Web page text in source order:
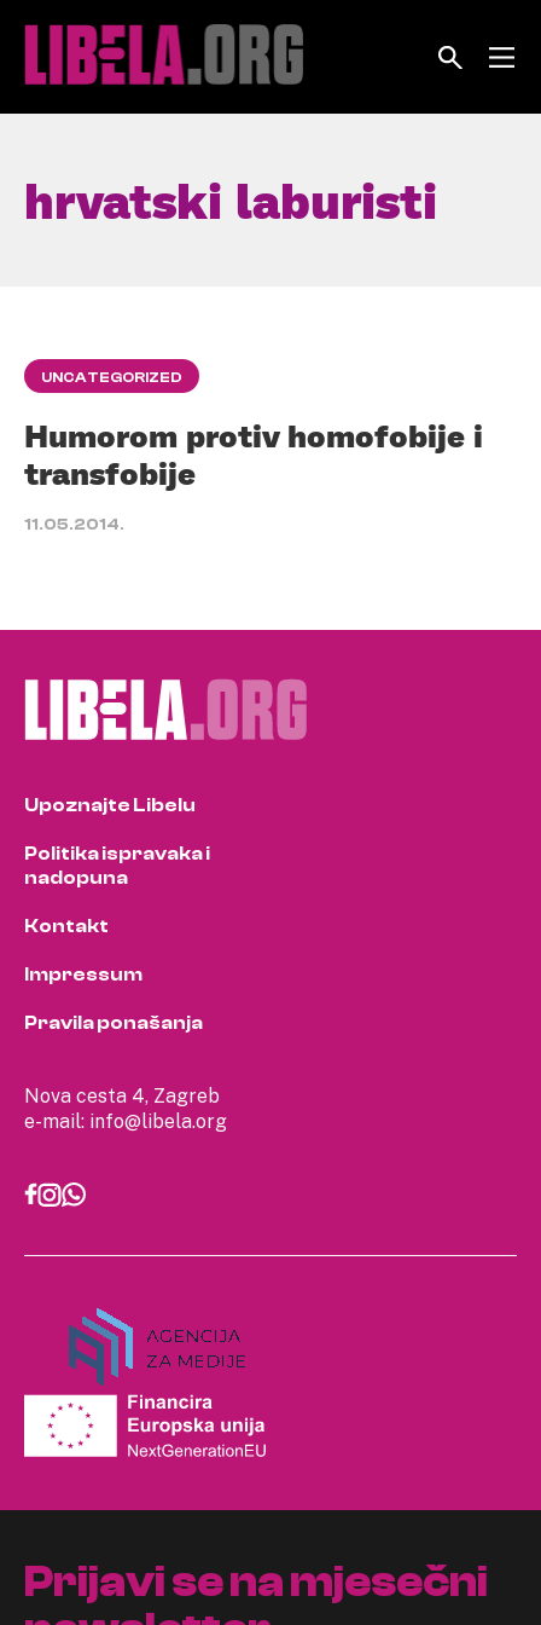
hrvatski laburisti
UNCATEGORIZED
Humorom protiv homofobije i
transfobije
11.05.2014.
Nova cesta 4, Zagreb
e-mail: info@libela.org
Upoznajte Libelu
Politika ispravaka i
nadopuna
Kontakt
Impressum
Pravila ponašanja
Prijavi se na mjesečni